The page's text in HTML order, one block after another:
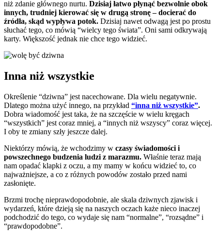
niż zdanie głównego nurtu. Dzisiaj łatwo płynąć bezwolnie obok
innych, trudniej kierować się w drugą stronę – docierać do
źródła, skąd wypływa potok. Dzisiaj nawet odwagą jest po prostu
słuchać tego, co mówią “wielcy tego świata”. Oni sami odkrywają
karty. Większość jednak nie chce tego widzieć.
Inna niż wszystkie
Określenie “dziwna” jest nacechowane. Dla wielu negatywnie.
Dlatego można użyć innego, na przykład “inna niż wszystkie”.
Dobra wiadomość jest taka, że na szczęście w wielu kręgach
“wszystkich” jest coraz mniej, a “innych niż wszyscy” coraz więcej.
I oby te zmiany szły jeszcze dalej.
Niektórzy mówią, że wchodzimy w czasy świadomości i
powszechnego budzenia ludzi z marazmu. Właśnie teraz mają
nam opadać klapki z oczu, a my mamy w końcu widzieć to, co
najważniejsze, a co z różnych powodów zostało przed nami
zasłonięte.
Brzmi trochę nieprawdopodobnie, ale skala dziwnych zjawisk i
wydarzeń, które dzieją się na naszych oczach każe nieco inaczej
podchodzić do tego, co wydaje się nam “normalne”, “rozsądne” i
“prawdopodobne”.